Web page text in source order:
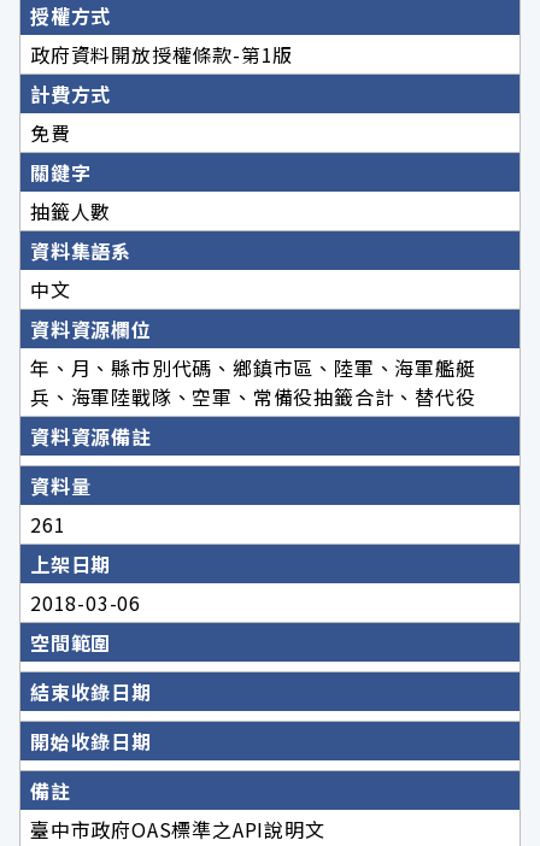
授權方式
政府資料開放授權條款-第1版
計費方式
免費
關鍵字
抽籤人數
資料集語系
中文
資料資源欄位
年、月、縣市別代碼、鄉鎮市區、陸軍、海軍艦艇
兵、海軍陸戰隊、空軍、常備役抽籤合計、替代役
資料資源備註
資料量
261
上架日期
2018-03-06
空間範圍
結束收錄日期
開始收錄日期
備註
臺中市政府OAS標準之API說明文